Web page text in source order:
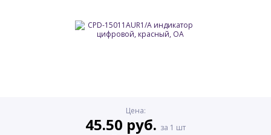
Цена:
45.50 руб. за 1 шт